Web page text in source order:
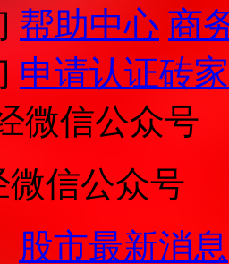
帮助中心 商
申请认证砖家
微信公众号
股市最新消息